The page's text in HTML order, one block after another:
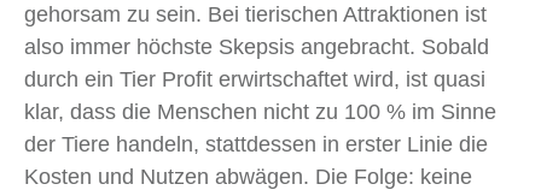
gehorsam zu sein. Bei tierischen Attraktionen ist
also immer höchste Skepsis angebracht. Sobald
durch ein Tier Profit erwirtschaftet wird, ist quasi
klar, dass die Menschen nicht zu 100 % im Sinne
der Tiere handeln, stattdessen in erster Linie die
Kosten und Nutzen abwägen. Die Folge: keine